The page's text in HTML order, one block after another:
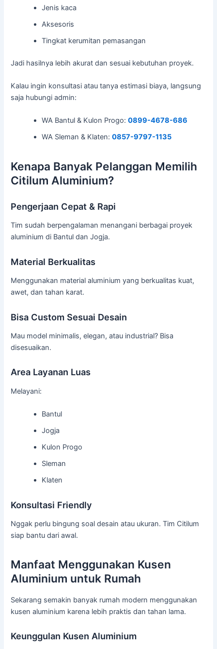
Jenis kaca
Aksesoris
Tingkat kerumitan pemasangan
Jadi hasilnya lebih akurat dan sesuai kebutuhan proyek.
Kalau ingin konsultasi atau tanya estimasi biaya, langsung
saja hubungi admin:
WA Bantul & Kulon Progo:0899-4678-686
WA Sleman & Klaten:0857-9797-1135
Kenapa Banyak Pelanggan Memilih
Citilum Aluminium?
Pengerjaan Cepat & Rapi
Tim sudah berpengalaman menangani berbagai proyek
aluminium di Bantul dan Jogja.
Material Berkualitas
Menggunakan material aluminium yang berkualitas kuat,
awet, dan tahan karat.
Bisa Custom Sesuai Desain
Mau model minimalis, elegan, atau industrial? Bisa
disesuaikan.
Area Layanan Luas
Melayani:
Bantul
Jogja
Kulon Progo
Sleman
Klaten
Konsultasi Friendly
Nggak perlu bingung soal desain atau ukuran. Tim Citilum
siap bantu dari awal.
Manfaat Menggunakan Kusen
Aluminium untuk Rumah
Sekarang semakin banyak rumah modern menggunakan
kusen aluminium karena lebih praktis dan tahan lama.
Keunggulan Kusen Aluminium